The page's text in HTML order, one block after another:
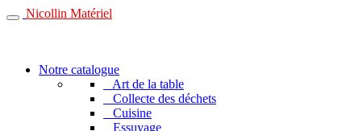
Nicollin Matériel
Notre catalogue
Art de la table
Collecte des déchets
Cuisine
Essuyage